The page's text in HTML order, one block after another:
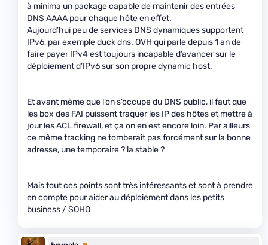
à minima un package capable de maintenir des entrées
DNS AAAA pour chaque hôte en effet.
Aujourd’hui peu de services DNS dynamiques supportent
IPv6, par exemple duck dns. OVH qui parle depuis 1 an de
faire payer IPv4 est toujours incapable d’avancer sur le
déploiement d’IPv6 sur son propre dynamic host.
Et avant même que l’on s’occupe du DNS public, il faut que
les box des FAI puissent traquer les IP des hôtes et mettre à
jour les ACL firewall, et ça on en est encore loin. Par ailleurs
ce même tracking ne tomberait pas forcément sur la bonne
adresse, une temporaire ? la stable ?
Mais tout ces points sont très intéressants et sont à prendre
en compte pour aider au déploiement dans les petits
business / SOHO